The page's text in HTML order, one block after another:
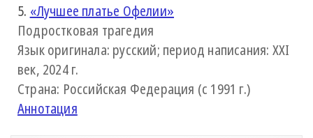
5. «Лучшее платье Офелии»
Подростковая трагедия
Язык оригинала: русский; период написания: XXI
век, 2024 г.
Страна: Российская Федерация (с 1991 г.)
Аннотация